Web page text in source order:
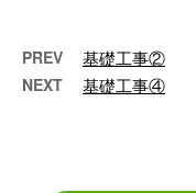
PREV 基礎工事②
NEXT 基礎工事④